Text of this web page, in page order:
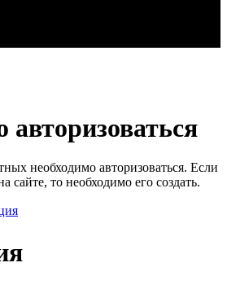
авторизоваться
необходимо авторизоваться. Если
сайте, то необходимо его создать.